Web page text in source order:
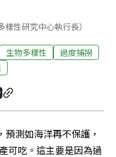
性研究中心執行長）
生物多樣性
過度捕撈
測如海洋再不保護，
可吃。這主要是因為過